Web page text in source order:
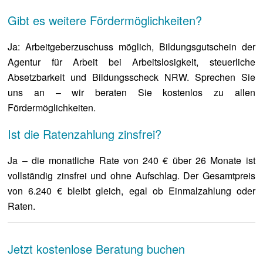
Gibt es weitere Fördermöglichkeiten?
Ja: Arbeitgeberzuschuss möglich, Bildungsgutschein der
Agentur für Arbeit bei Arbeitslosigkeit, steuerliche
Absetzbarkeit und Bildungsscheck NRW. Sprechen Sie
uns an – wir beraten Sie kostenlos zu allen
Fördermöglichkeiten.
Ist die Ratenzahlung zinsfrei?
Ja – die monatliche Rate von 240 € über 26 Monate ist
vollständig zinsfrei und ohne Aufschlag. Der Gesamtpreis
von 6.240 € bleibt gleich, egal ob Einmalzahlung oder
Raten.
Jetzt kostenlose Beratung buchen